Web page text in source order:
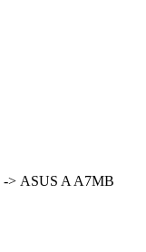
-> ASUS A A7MB